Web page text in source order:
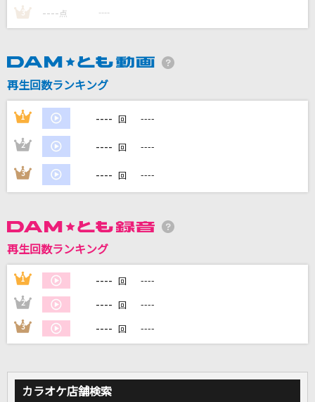
香椎モイミ
マカロニえんぴつ
[生音]カクテル
川野夏美
アイデンティティ
酒井ミキオ
家入レオ
orion
米津玄師
3 ---- 点 ----
再生回数ランキング
1 ---- 回 ----
2 ---- 回 ----
3 ---- 回 ----
再生回数ランキング
1 ---- 回 ----
2 ---- 回 ----
3 ---- 回 ----
カラオケ店舗検索